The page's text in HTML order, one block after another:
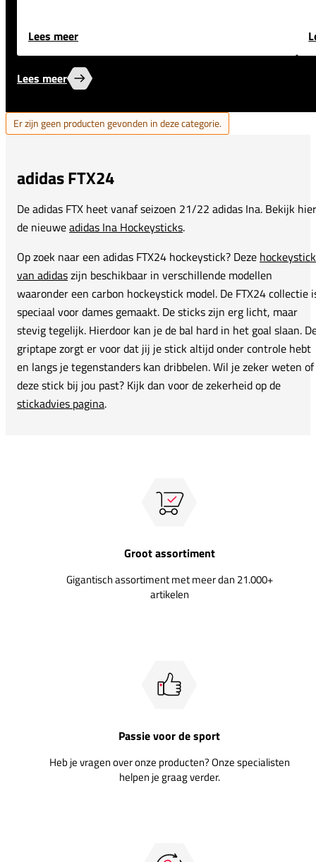
Lees meer
Lees meer
Er zijn geen producten gevonden in deze categorie.
adidas FTX24
De adidas FTX heet vanaf seizoen 21/22 adidas Ina. Bekijk hier
de nieuweadidas Ina Hockeysticks.
Op zoek naar een adidas FTX24 hockeystick? Deze
van adidaszijn beschikbaar in verschillende modellen
waaronder een carbon hockeystick model. De FTX24 collectie
speciaal voor dames gemaakt. De sticks zijn erg licht, maar
stevig tegelijk. Hierdoor kan je de bal hard in het goal slaan.
griptape zorgt er voor dat jij je stick altijd onder controle hebt
en langs je tegenstanders kan dribbelen. Wil je zeker weten of
deze stick bij jou past? Kijk dan voor de zekerheid op de
stickadvies pagina.
Groot assortiment
Gigantisch assortiment met meer dan 21.000+
artikelen
Passie voor de sport
Heb je vragen over onze producten? Onze specialisten
helpen je graag verder.